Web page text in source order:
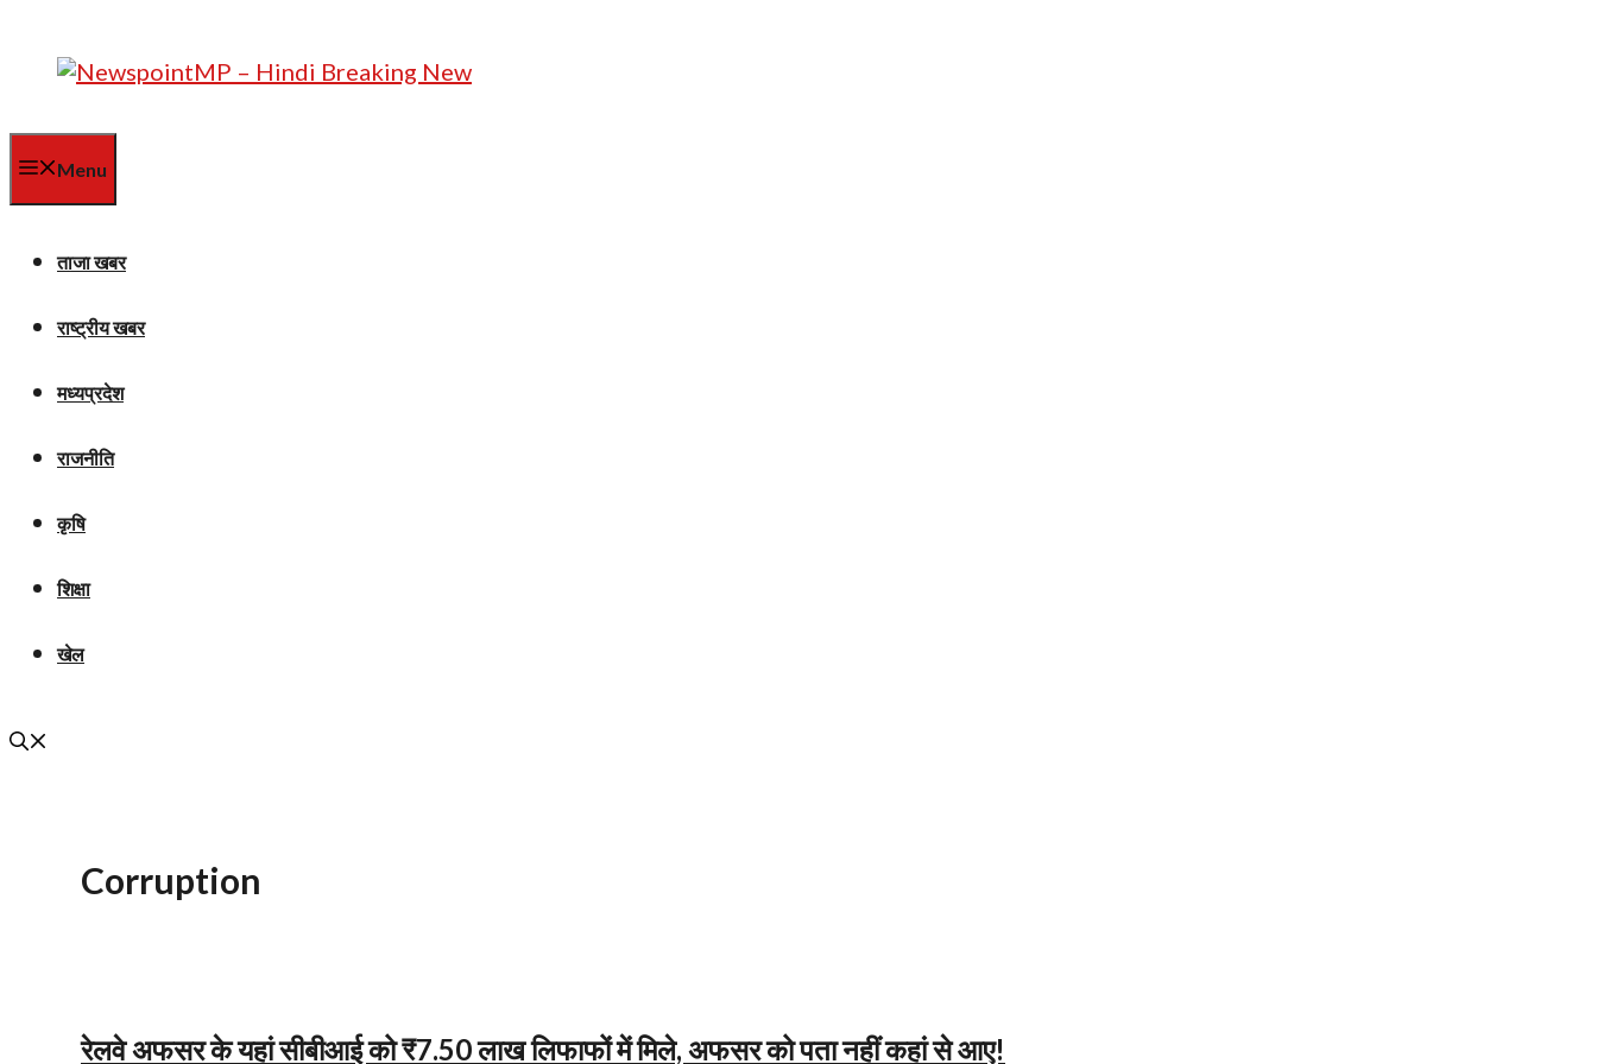
content
Menu
ताजा खबर
राष्ट्रीय खबर
मध्यप्रदेश
राजनीति
कृषि
शिक्षा
खेल
Corruption
रेलवे अफसर के यहां सीबीआई को ₹7.50 लाख लिफाफों में मिले, अफसर को पता नहीं कहां से आए!